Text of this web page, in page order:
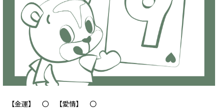
【金運】 〇 【愛情】 〇